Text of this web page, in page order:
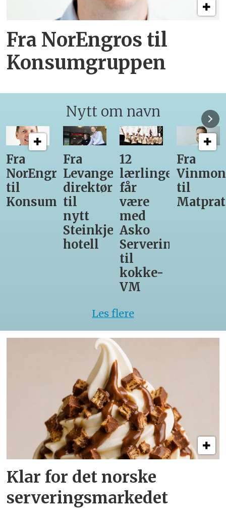
Fra NorEngros til
Konsumgruppen
Nytt om navn
12
lærlinger
får
være
Servering
Fra
Vinmonopolet
til
Matprat
Gir seg
som
daglig
leder
hos
Den
Glade
Gris
Ny
daglig
leder
for
Les flere
Klar for det norske
serveringsmarkedet